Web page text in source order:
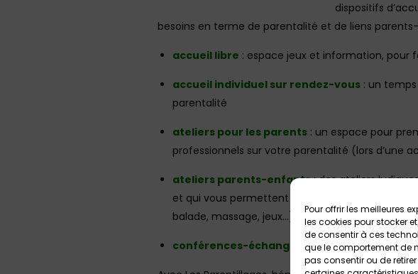
Pour offrir les meilleures
les cookies pour stocker
de consentir à ces
que le comportement de
pas consentir ou de
dispositifs
besoins en terme de parentalité et de liens
accueil libre : espace jeux et information, pour
accueil individuel sur rendez-vous : un
parentalité
ateliers pour les parents : un espace pour
professionnels sur votre parentalité (lors d’une
ateliers parents-enfants: des ateliers
et qui vous permettent de créer et renforcer
balade, massage, jeux…)
conférences-échanges sur la parentalité